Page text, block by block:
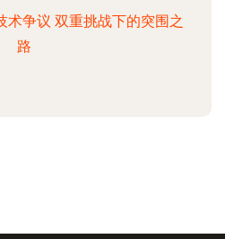
术争议 双重挑战下的突围之
路